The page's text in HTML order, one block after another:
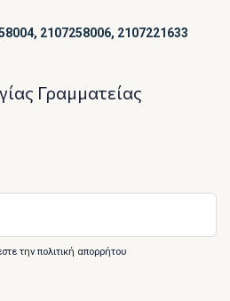
2107258006, 2107221633
Γραμματείας
την πολιτική απορρήτου